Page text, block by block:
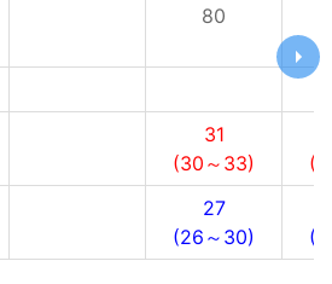
80
31
(30～33)
27
(26～30)